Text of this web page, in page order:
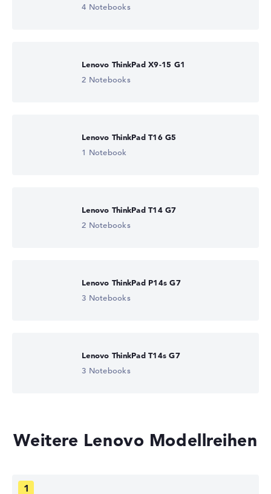
4 Notebooks
Lenovo ThinkPad X9-15 G1
2 Notebooks
Lenovo ThinkPad T16 G5
1 Notebook
Lenovo ThinkPad T14 G7
2 Notebooks
Lenovo ThinkPad P14s G7
3 Notebooks
Lenovo ThinkPad T14s G7
3 Notebooks
Weitere Lenovo Modellreihen